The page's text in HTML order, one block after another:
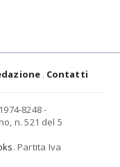
Contatti
8248 -
n. 521 del 5
. Partita Iva